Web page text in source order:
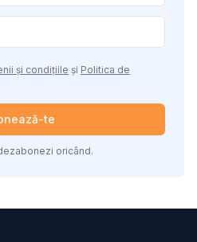
și condițiile și Politica de
te
oricând.